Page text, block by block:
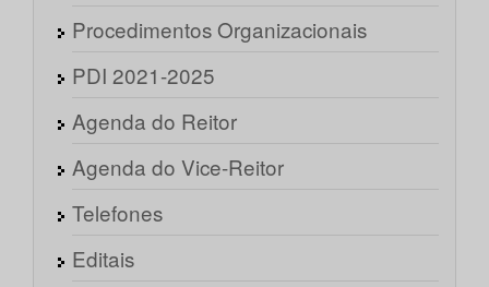
Procedimentos Organizacionais
PDI 2021-2025
Agenda do Reitor
Agenda do Vice-Reitor
Telefones
Editais